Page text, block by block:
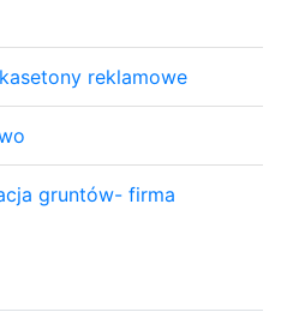
reklamowe
gruntów- firma